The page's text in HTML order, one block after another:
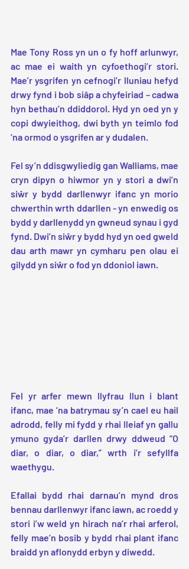
Mae Tony Ross yn un o fy hoff arlunwyr,
ac mae ei waith yn cyfoethogi’r stori.
Mae’r ysgrifen yn cefnogi’r lluniau hefyd
drwy fynd i bob siâp a chyfeiriad – cadwa
hyn bethau’n ddiddorol. Hyd yn oed yn y
copi dwyieithog, dwi byth yn teimlo fod
‘na ormod o ysgrifen ar y dudalen.
Fel sy’n ddisgwyliedig gan Walliams, mae
cryn dipyn o hiwmor yn y stori a dwi’n
siŵr y bydd darllenwyr ifanc yn morio
chwerthin wrth ddarllen - yn enwedig os
bydd y darllenydd yn gwneud synau i gyd
fynd. Dwi’n siŵr y bydd hyd yn oed gweld
dau arth mawr yn cymharu pen olau ei
gilydd yn siŵr o fod yn ddoniol iawn.
Fel yr arfer mewn llyfrau llun i blant
ifanc, mae ‘na batrymau sy’n cael eu hail
adrodd, felly mi fydd y rhai lleiaf yn gallu
ymuno gyda’r darllen drwy ddweud “O
diar, o diar, o diar,” wrth i’r sefyllfa
waethygu.
Efallai bydd rhai darnau’n mynd dros
bennau darllenwyr ifanc iawn, ac roedd y
stori i’w weld yn hirach na’r rhai arferol,
felly mae’n bosib y bydd rhai plant ifanc
braidd yn aflonydd erbyn y diwedd.